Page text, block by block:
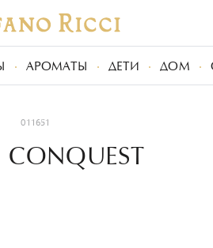
АРОМАТЫ ДЕТИ ДОМ
011651